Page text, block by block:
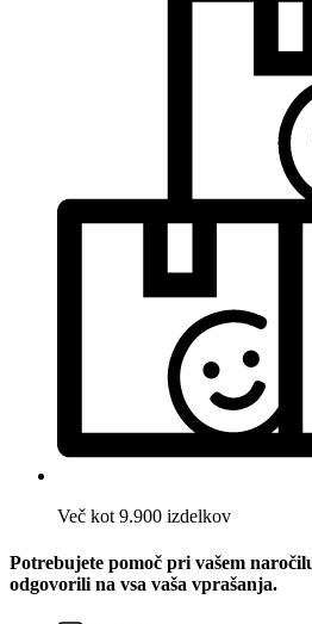
Več kot 9.900 izdelkov
Potrebujete pomoč pri vašem
odgovorili na vsa vaša vprašanja.